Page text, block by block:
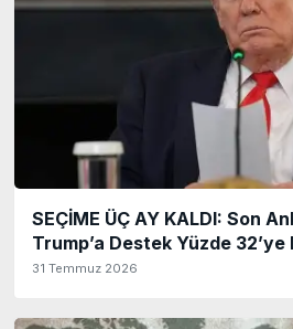
SEÇİME ÜÇ AY KALDI: Son
Trump’a Destek Yüzde 32’ye
31 Temmuz 2026